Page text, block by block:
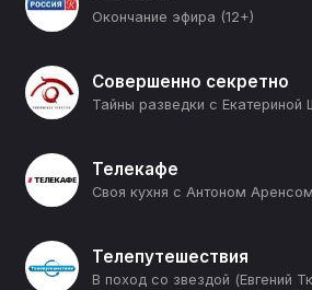
Окончание эфира (12+)
Совершенно секретно
Телекафе
Своя кухня с Антоном
Телепутешествия